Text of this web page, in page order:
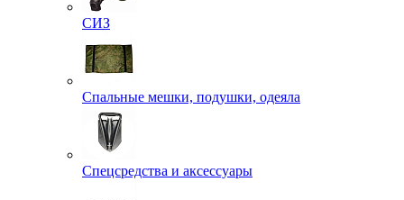
СИЗ
Спальные мешки, подушки, одеяла
Спецсредства и аксессуары